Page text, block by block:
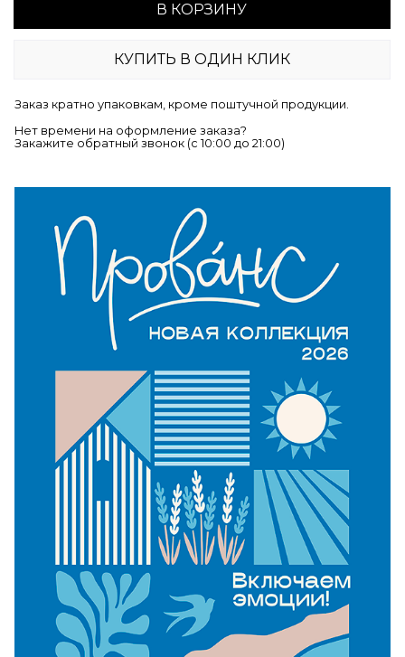
В КОРЗИНУ
КУПИТЬ В ОДИН КЛИК
Заказ кратно упаковкам, кроме поштучной продукции.
Нет времени на оформление заказа?
Закажите обратный звонок (c 10:00 до 21:00)